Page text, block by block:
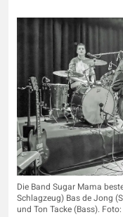
Die Band Sugar Mama
Schlagzeug) Bas de Jong
und Ton Tacke (Bass).